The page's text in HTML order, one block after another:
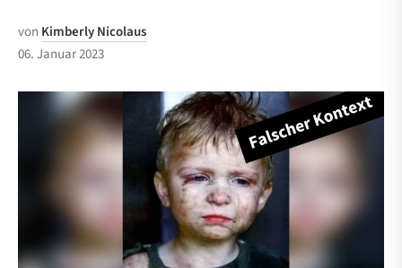
von Kimberly Nicolaus
06. Januar 2023